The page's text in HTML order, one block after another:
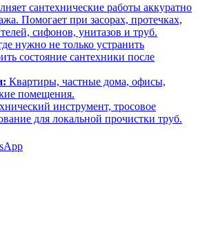
сантехнические работы аккуратно
Помогает при засорах, протечках,
сифонов, унитазов и труб.
нужно не только устранить
состояние сантехники после
Квартиры, частные дома, офисы,
помещения.
инструмент, тросовое
для локальной прочистки труб.